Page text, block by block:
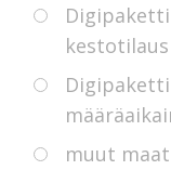
kestotilaus
muut